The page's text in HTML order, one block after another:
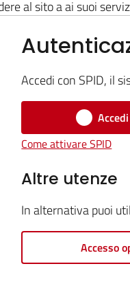
al sito a ai suoi
Accedi con SPID, il
Come attivare SPID
Altre utenze
In alternativa puoi
Accesso